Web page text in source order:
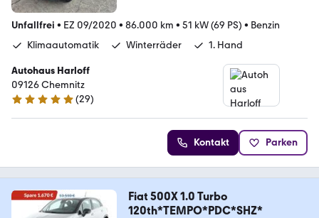
Unfallfrei • EZ 09/2020 • 86.000 km • 51 kW (69 PS) • Benzin
Klimaautomatik
Winterräder 1. Hand
Autohaus Harloff
09126 Chemnitz
5 Sterne
(29)
Kontakt Parken
Fiat 500X 1.0 Turbo
120th*TEMPO*PDC*SHZ*